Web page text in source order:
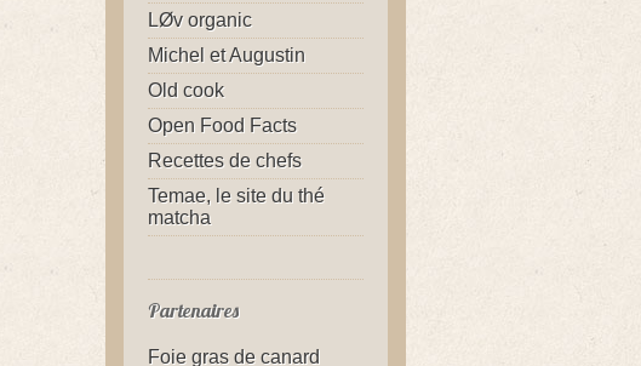
LØv organic
Michel et Augustin
Old cook
Open Food Facts
Recettes de chefs
Temae, le site du thé
matcha
Partenaires
Foie gras de canard